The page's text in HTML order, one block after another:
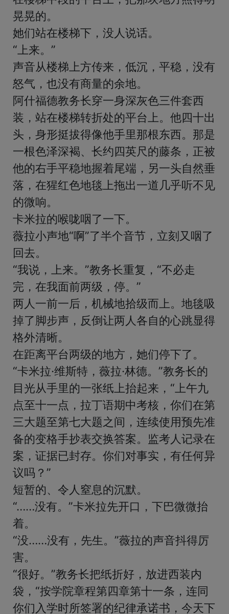
晃晃的。
她们站在楼梯下，没人说话。
“上来。”
声音从楼梯上方传来，低沉，平稳，没有
怒气，也没有商量的余地。
阿什福德教务长穿一身深灰色三件套西
装，站在楼梯转折处的平台上。他四十出
头，身形挺拔得像他手里那根东西。那是
一根色泽深褐、长约四英尺的藤条，正被
他的右手平稳地握着尾端，另一头自然垂
落，在猩红色地毯上拖出一道几乎听不见
的微响。
卡米拉的喉咙咽了一下。
薇拉小声地“啊”了半个音节，立刻又咽了
回去。
“我说，上来。”教务长重复，“不必走
完，在我面前两级，停。”
两人一前一后，机械地拾级而上。地毯吸
掉了脚步声，反倒让两人各自的心跳显得
格外清晰。
在距离平台两级的地方，她们停下了。
“卡米拉·维斯特，薇拉·林德。”教务长的
目光从手里的一张纸上抬起来，“上午九
点至十一点，拉丁语期中考核，你们在第
三大题至第七大题之间，连续使用预先准
备的变格手抄表交换答案。监考人记录在
案，证据已封存。你们对事实，有任何异
议吗？”
短暂的、令人窒息的沉默。
“……没有。”卡米拉先开口，下巴微微抬
着。
“没……没有，先生。”薇拉的声音抖得厉
害。
“很好。”教务长把纸折好，放进西装内
袋，“按学院章程第四章第十一条，连同
你们入学时所签署的纪律承诺书，今天下